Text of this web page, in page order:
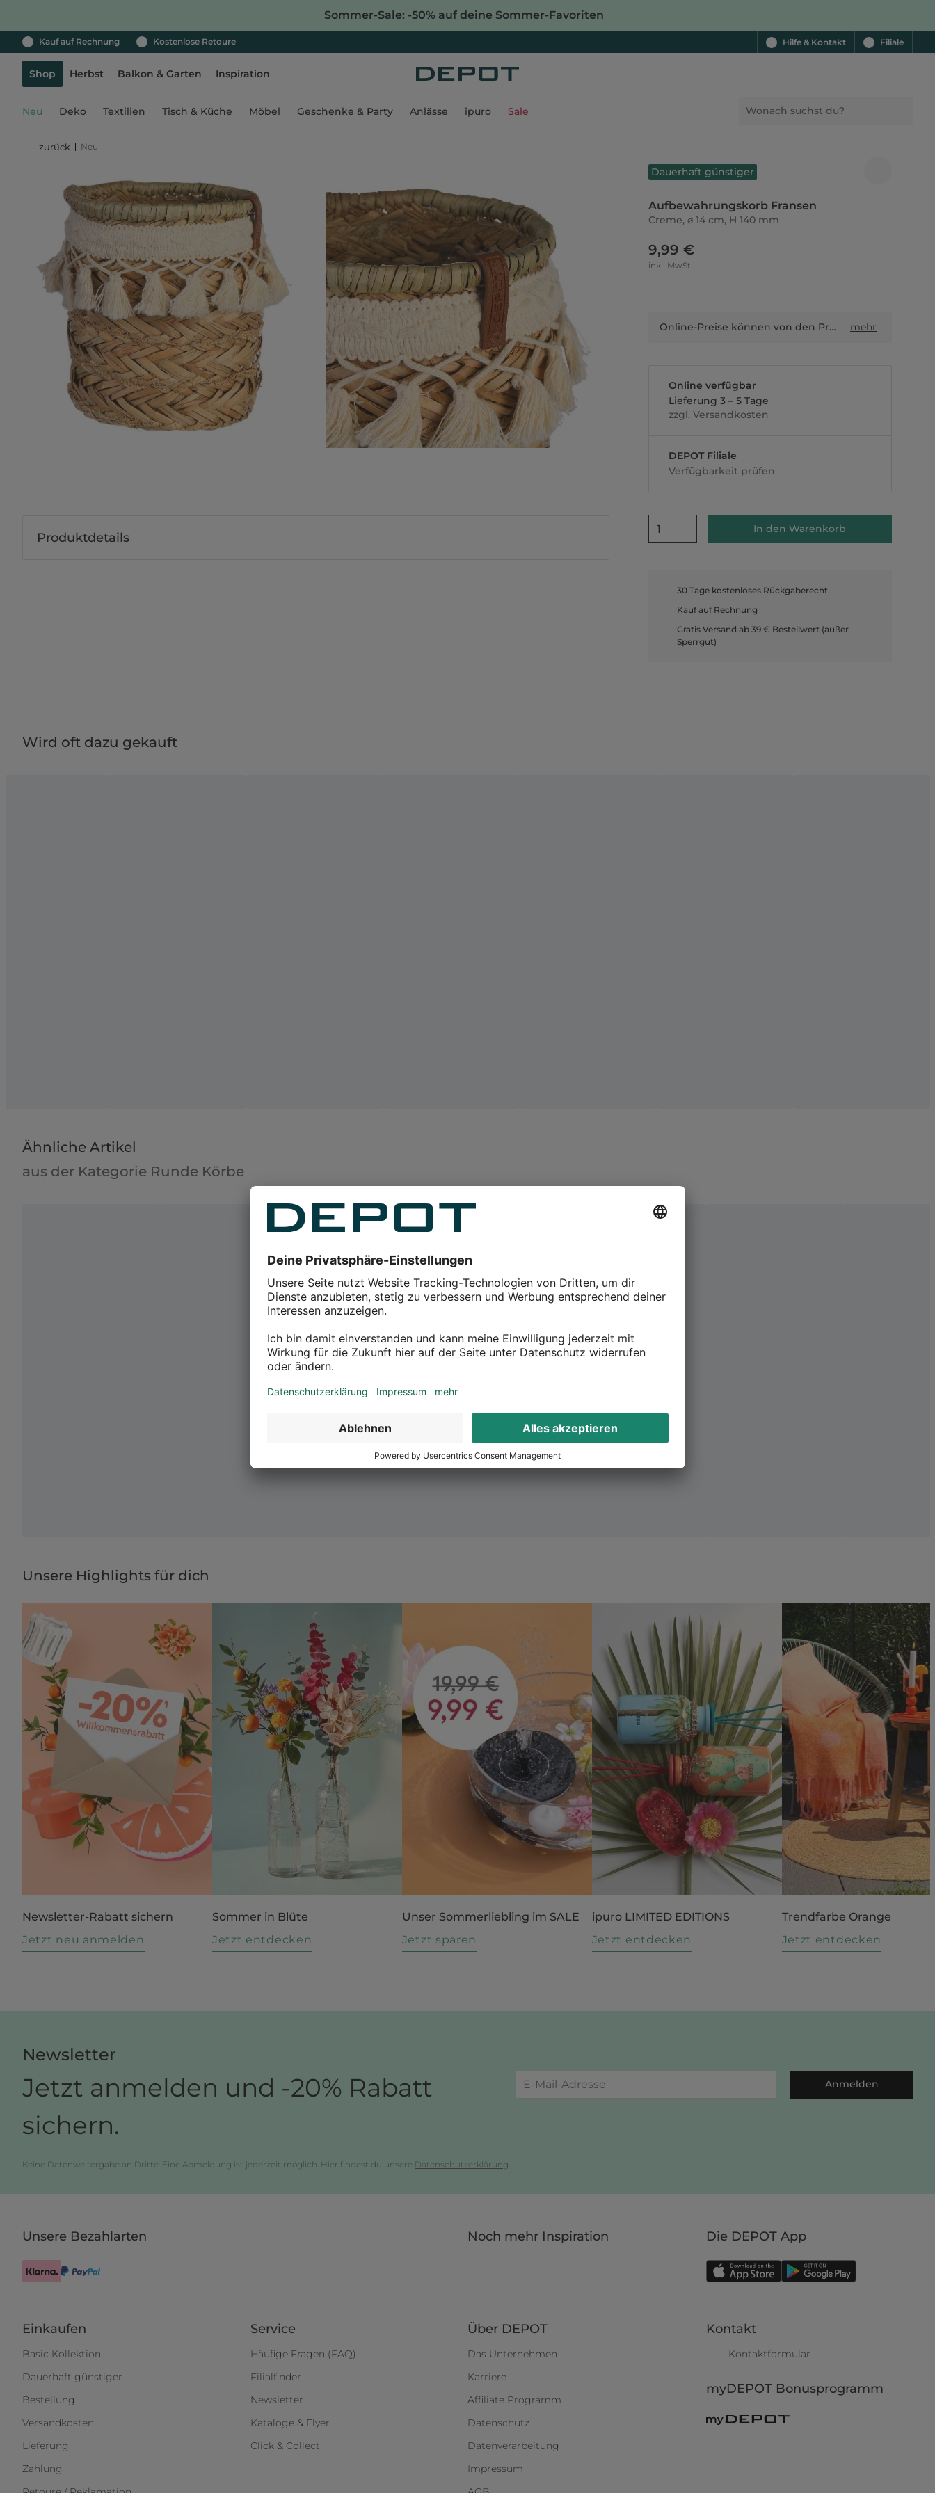
Sommer-Sale: -50% auf deine Sommer-Favoriten
Kauf auf Rechnung Kostenlose Retoure Hilfe & Kontakt Filiale
Shop Herbst Balkon & Garten Inspiration
Neu Deko Textilien Tisch & Küche Möbel Geschenke & Party Anlässe ipuro Sale
zurück Neu
Dauerhaft günstiger
Aufbewahrungskorb Fransen
Creme, ⌀ 14 cm, H 140 mm
9,99 €
inkl. MwSt
Online-Preise können von den Preisen in Filialen sowie Shop-in-Shop-Flächen abweichen. mehr
Online verfügbar
Lieferung 3 – 5 Tage
zzgl. Versandkosten
DEPOT Filiale
Verfügbarkeit prüfen
1 In den Warenkorb
30 Tage kostenloses Rückgaberecht
Kauf auf Rechnung
Gratis Versand ab 39 € Bestellwert (außer
Sperrgut)
Produktdetails
Wird oft dazu gekauft
Ähnliche Artikel
aus der Kategorie Runde Körbe
Unsere Highlights für dich
Newsletter-Rabatt sichern
Jetzt neu anmelden
Sommer in Blüte
Jetzt entdecken
Unser Sommerliebling im SALE
Jetzt sparen
ipuro LIMITED EDITIONS
Jetzt entdecken
Trendfarbe Orange
Jetzt entdecken
Newsletter
Jetzt anmelden und -20% Rabatt
sichern.
Anmelden
Keine Datenweitergabe an Dritte. Eine Abmeldung ist jederzeit möglich. Hier findest du unsere Datenschutzerklärung.
Unsere Bezahlarten Noch mehr Inspiration Die DEPOT App
Einkaufen
Basic Kollektion
Dauerhaft günstiger
Bestellung
Versandkosten
Lieferung
Zahlung
Service
Häufige Fragen (FAQ)
Filialfinder
Newsletter
Kataloge & Flyer
Click & Collect
Über DEPOT
Das Unternehmen
Karriere
Affiliate Programm
Datenschutz
Datenverarbeitung
Impressum
Kontakt
Kontaktformular
myDEPOT Bonusprogramm